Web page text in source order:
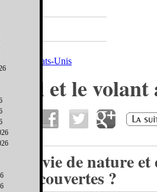
et le
Envie de nature et
découvertes ?